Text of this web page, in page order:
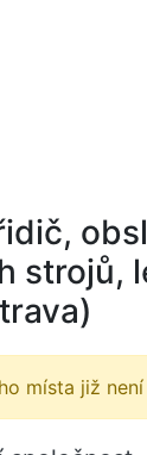
strojů,
místa již